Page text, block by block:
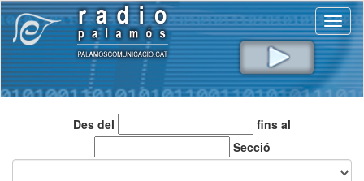
Des del
fins al
Secció